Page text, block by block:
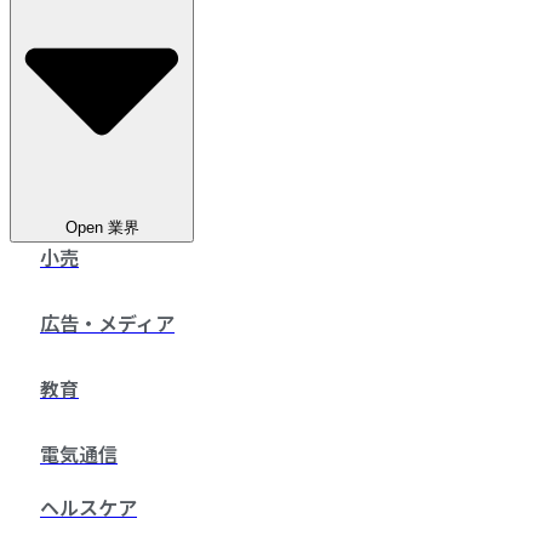
Open 業界
小売
広告・メディア
教育
電気通信
ヘルスケア